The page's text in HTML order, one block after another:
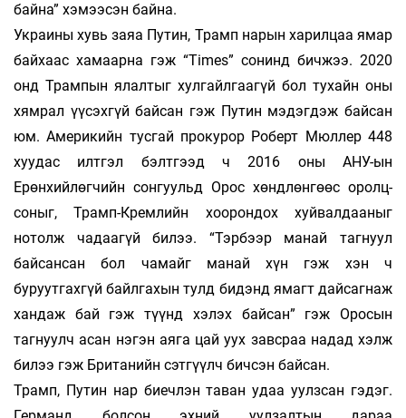
байна” хэмээсэн байна.
Украины хувь заяа Путин, Трамп нарын харилцаа ямар
байхаас хамаарна гэж “Times” сонинд бичжээ. 2020
онд Трампын ялал­тыг хулгайлгаагүй бол тухайн оны
хямрал үүсэх­гүй байсан гэж Путин мэдэгдэж байсан
юм. Америкийн тусгай прокурор Роберт Мюллер 448
хуудас илтгэл бэлтгээд ч 2016 оны АНУ-ын
Ерөнхийлөгчийн сонгуульд Орос хөндлөнгөөс оролц­
соныг, Трамп-Кремлийн хоорондох хуй­вал­дааныг
нотолж чадаагүй билээ. “Тэрбээр манай тагнуул
байсансан бол чамайг манай хүн гэж хэн ч
буруутгахгүй байлгахын тулд бидэнд ямагт дайсагнаж
хандаж бай гэж түүнд хэлэх байсан” гэж Оросын
тагнуулч асан нэгэн аяга цай уух завсраа надад хэлж
билээ гэж Британийн сэт­гүүлч бичсэн байсан.
Трамп, Путин нар биечлэн таван удаа уулзсан гэдэг.